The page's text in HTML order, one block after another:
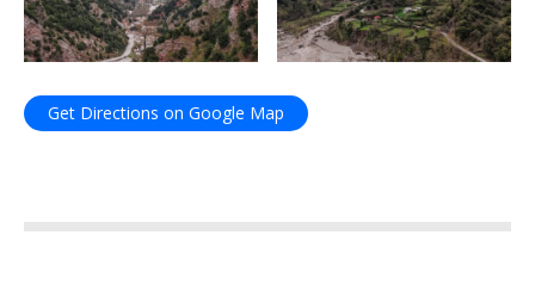
Get Directions on Google Map